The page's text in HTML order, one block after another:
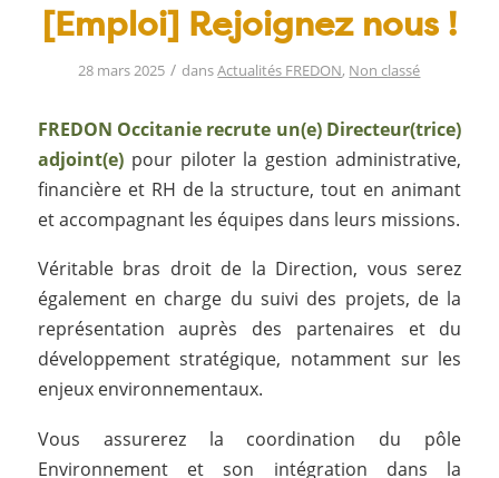
[Emploi] Rejoignez nous !
28 mars 2025 / dansActualités FREDON, Non classé
FREDON Occitanie recrute un(e) Directeur(trice)
adjoint(e)pour piloter la gestion administrative,
financière et RH de la structure, tout en animant
et accompagnant les équipes dans leurs missions.
Véritable bras droit de la Direction, vous serez
également en charge du suivi des projets, de la
représentation auprès des partenaires et du
développement stratégique, notamment sur les
enjeux environnementaux.
Vous assurerez la coordination du pôle
Environnement et son intégration dans la